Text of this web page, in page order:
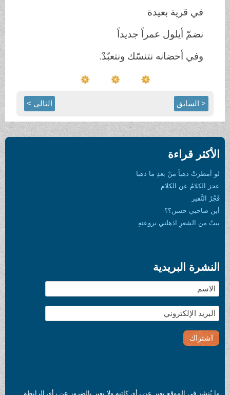
في قرية بعيدة
نضمّ أيلول عمراً جديداً
وفي أحضانه نتنسّك ونتعبّدْ.
< السابق التالي >
الأكثر قراءة
لو أمطرتْ ذهباً منْ بعدِ ما ذهبا
عجز الكلامُ عن الكلام
فَجْرُ النَّفير
أين صاحبي حسن؟؟
بيتٌ من الشعرِ اذهلني بروعتهِ
النشرة البريدية
ما يُنشر في الموقع يعبر عن رأي كاتبه ولا يعبر بالضرور عن رأي الرابطة